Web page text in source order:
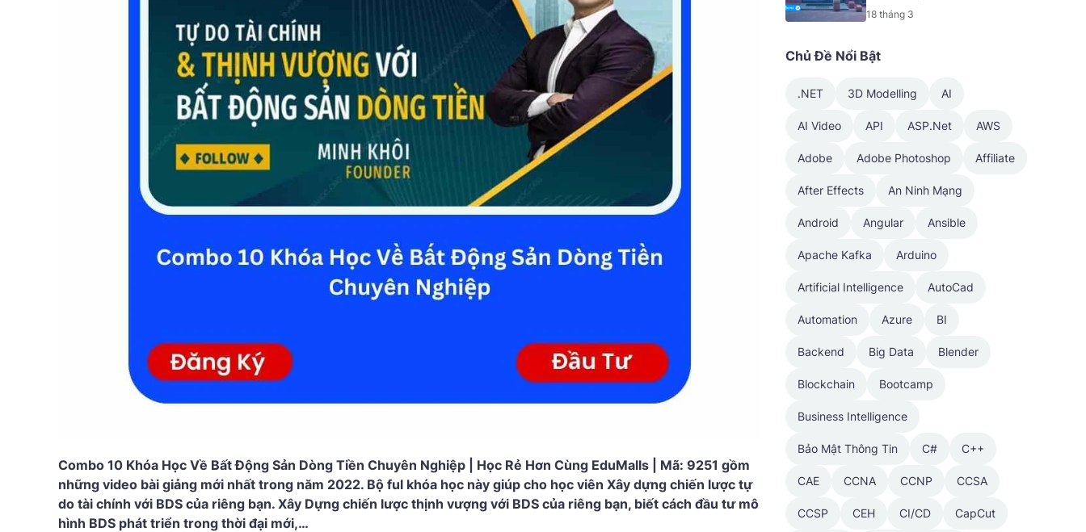
Combo 10 Khóa Học Về Bất Động Sản Dòng Tiền Chuyên Nghiệp | Học Rẻ Hơn Cùng EduMalls | Mã: 9251 gồm
những video bài giảng mới nhất trong năm 2022. Bộ ful khóa học này giúp cho học viên Xây dựng chiến lược tự
do tài chính với BDS của riêng bạn. Xây Dựng chiến lược thịnh vượng với BDS của riêng bạn, biết cách đầu tư mô
hình BDS phát triển trong thời đại mới,…
Các Khái Niệm Và Kỹ
6919 A]
18 tháng 3
Chủ Đề Nổi Bật
.NET 3D Modelling AI
AI Video API ASP.Net AWS
Adobe Adobe Photoshop Affiliate
After Effects An Ninh Mạng
Android Angular Ansible
Apache Kafka Arduino
Artificial Intelligence AutoCad
Automation Azure BI
Backend Big Data Blender
Blockchain Bootcamp
Business Intelligence
Bảo Mật Thông Tin C# C++
CAE CCNA CCNP CCSA
CCSP CEH CI/CD CapCut